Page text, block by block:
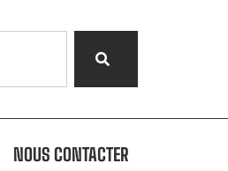
NOUS CONTACTER